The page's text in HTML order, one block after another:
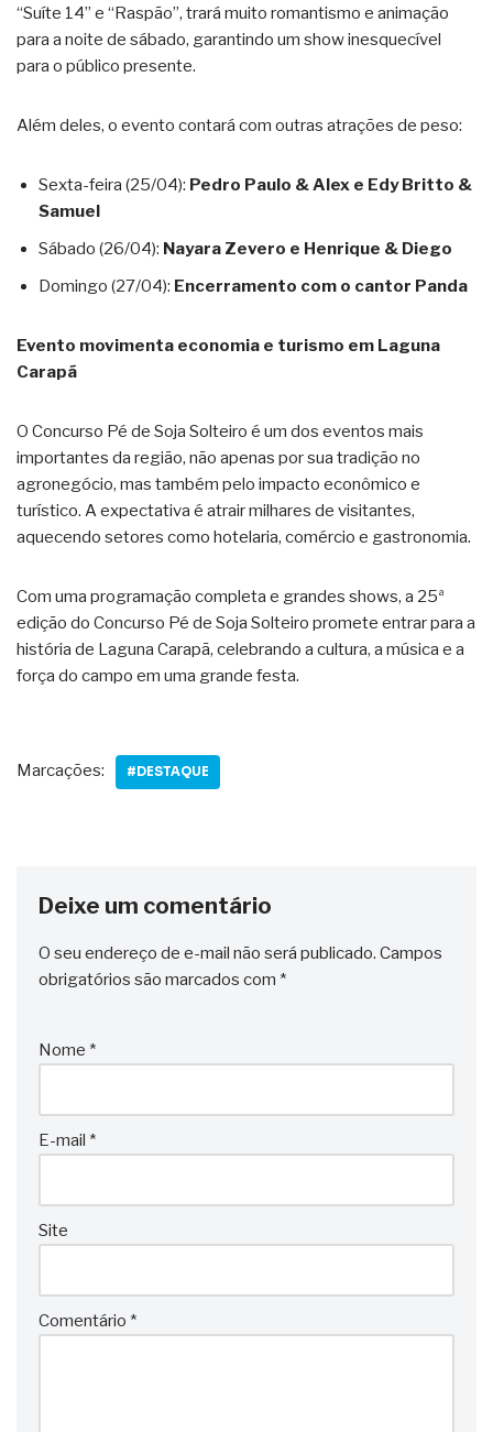
“Suíte 14” e “Raspão”, trará muito romantismo e animação
para a noite de sábado, garantindo um show inesquecível
para o público presente.
Além deles, o evento contará com outras atrações de peso:
Sexta-feira (25/04): Pedro Paulo & Alex e Edy Britto &
Samuel
Sábado (26/04): Nayara Zevero e Henrique & Diego
Domingo (27/04): Encerramento com o cantor Panda
Evento movimenta economia e turismo em Laguna
Carapã
O Concurso Pé de Soja Solteiro é um dos eventos mais
importantes da região, não apenas por sua tradição no
agronegócio, mas também pelo impacto econômico e
turístico. A expectativa é atrair milhares de visitantes,
aquecendo setores como hotelaria, comércio e gastronomia.
Com uma programação completa e grandes shows, a 25ª
edição do Concurso Pé de Soja Solteiro promete entrar para a
história de Laguna Carapã, celebrando a cultura, a música e a
força do campo em uma grande festa.
Marcações: #DESTAQUE
Deixe um comentário
O seu endereço de e-mail não será publicado. Campos
obrigatórios são marcados com *
Nome *
E-mail *
Site
Comentário *